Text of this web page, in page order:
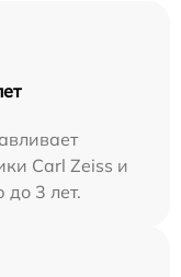
Carl Zeiss и
до 3 лет.